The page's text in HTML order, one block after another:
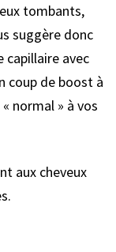
tombants,
suggère donc
avec
coup de boost à
normal » à vos
aux cheveux